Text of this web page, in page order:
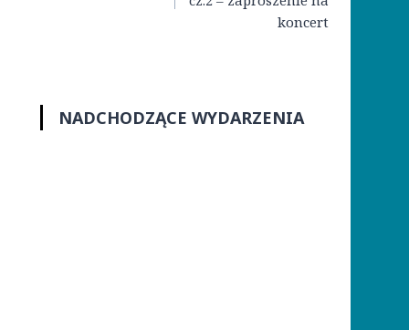
koncert
NADCHODZĄCE WYDARZENIA